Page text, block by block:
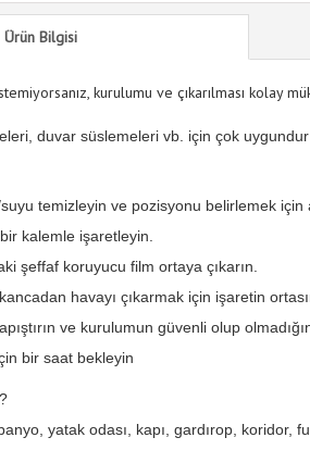
Ürün Bilgisi
kurulumu ve çıkarılması kolay
duvar süslemeleri vb. için çok uygundur
temizleyin ve pozisyonu belirlemek için
kalemle işaretleyin.
şeffaf koruyucu film ortaya çıkarın.
havayı çıkarmak için işaretin
ve kurulumun güvenli olup
bir saat bekleyin
yatak odası, kapı, gardırop, koridor,